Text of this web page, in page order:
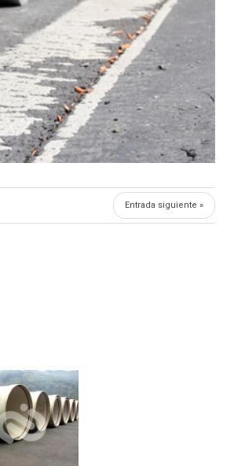
Entrada siguiente »